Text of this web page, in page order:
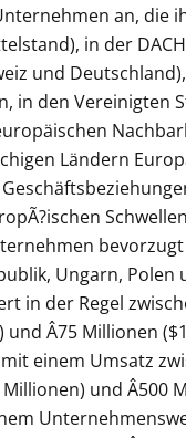
an, die
in der
und
in den Vereinigten
Ländern
Ungarn, Polen
in der Regel
und Â75 Millionen
einem Umsatz
und Â500